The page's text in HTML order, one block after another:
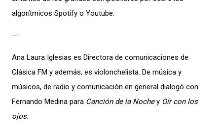
algorítmicos Spotify o Youtube.
—
Ana Laura Iglesias es Directora de comunicaciones de
Clásica FM y además, es violonchelista. De música y
músicos, de radio y comunicación en general dialogó con
Fernando Medina para Canción de la Nochey Oír con los
ojos.